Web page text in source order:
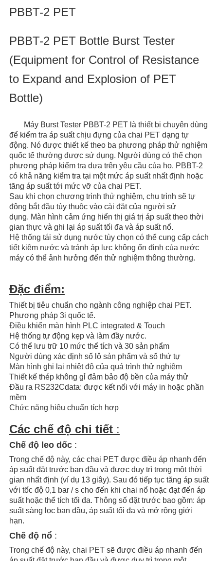
PBBT-2 PET
PBBT-2 PET Bottle Burst Tester
(Equipment for Control of Resistance
to Expand and Explosion of PET
Bottle)
Máy Burst Tester PBBT-2 PET là thiết bị chuyên dùng
để kiểm tra áp suất chịu đựng của chai PET dạng tự
động. Nó được thiết kế theo ba phương pháp thử nghiệm
quốc tế thường được sử dụng. Người dùng có thể chọn
phương pháp kiểm tra dựa trên yêu cầu của họ. PBBT-2
có khả năng kiểm tra tại một mức áp suất nhất định hoặc
tăng áp suất tới mức vỡ của chai PET.
Sau khi chọn chương trình thử nghiệm, chu trình sẽ tự
động bắt đầu tùy thuộc vào cài đặt của người sử
dụng. Màn hình cảm ứng hiển thị giá trị áp suất theo thời
gian thực và ghi lại áp suất tối đa và áp suất nổ.
Hệ thống tái sử dụng nước tùy chọn có thể cung cấp cách
tiết kiệm nước và tránh áp lực không ổn định của nước
máy có thể ảnh hưởng đến thử nghiệm thông thường.
Đặc điểm:
Thiết bị tiêu chuẩn cho ngành công nghiệp chai PET.
Phương pháp 3i quốc tế.
Điều khiển màn hình PLC integrated & Touch
Hệ thống tự động kẹp và làm đầy nước.
Có thể lưu trữ 10 mức thể tích và 30 sản phẩm
Người dùng xác định số lô sản phẩm và số thứ tự
Màn hình ghi lại nhiệt độ của quá trình thử nghiệm
Thiết kế thép không gỉ đảm bảo độ bền của máy thử
Đầu ra RS232Cdata: được kết nối với máy in hoặc phần
mềm
Chức năng hiệu chuẩn tích hợp
Các chế độ chi tiết:
Chế độ leo dốc:
Trong chế độ này, các chai PET được điều áp nhanh đến
áp suất đặt trước ban đầu và được duy trì trong một thời
gian nhất định (ví dụ 13 giây). Sau đó tiếp tục tăng áp suất
với tốc độ 0,1 bar / s cho đến khi chai nổ hoặc đạt đến áp
suất hoặc thể tích tối đa. Thông số đặt trước bao gồm: áp
suất sàng lọc ban đầu, áp suất tối đa và mở rộng giới
hạn.
Chế độnổ:
Trong chế độ này, chai PET sẽ được điều áp nhanh đến